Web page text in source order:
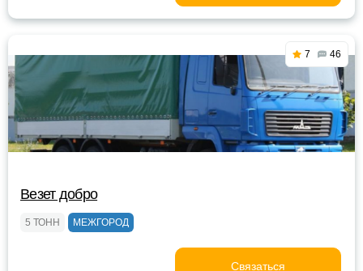
7 46
Везет добро
5 ТОНН МЕЖГОРОД
Связаться